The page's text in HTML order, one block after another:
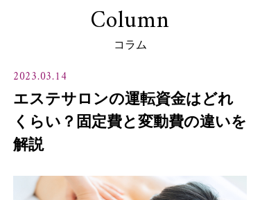
Column
コラム
2023.03.14
エステサロンの運転資金はどれ
くらい？固定費と変動費の違いを
解説